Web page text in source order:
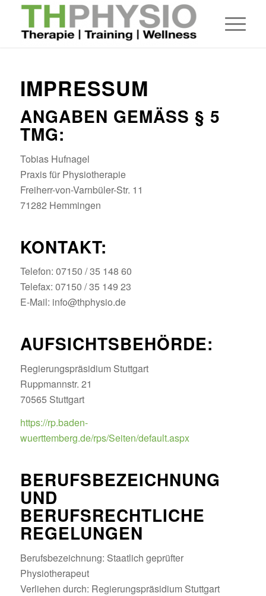
IMPRESSUM
ANGABEN GEMÄSS § 5 T
MG:
Tobias Hufnagel
Praxis für Physiotherapie
Freiherr-von-Varnbüler-Str. 11
71282 Hemmingen
KONTAKT:
Telefon: 07150 / 35 148 60
Telefax: 07150 / 35 149 23
E-Mail: info@thphysio.de
AUFSICHTSBEHÖRDE:
Regierungspräsidium Stuttgart
Ruppmannstr. 21
70565 Stuttgart
https://rp.baden-
wuerttemberg.de/rps/Seiten/default.aspx
BERUFSBEZEICHNUNG
UND
BERUFSRECHTLICHE
REGELUNGEN
Berufsbezeichnung: Staatlich geprüfter
Physiotherapeut
Verliehen durch: Regierungspräsidium Stuttgart